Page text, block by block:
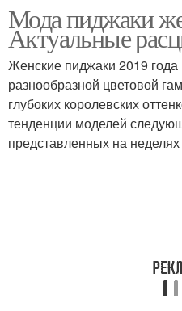
Мода пиджаки
Актуальные
Женские пиджаки 2019
разнообразной цветовой
глубоких королевских
тенденции моделей
представленных на